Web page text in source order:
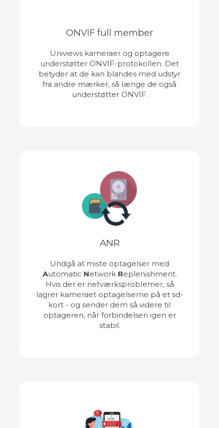
ONVIF full member
Univiews kameraer og optagere
understøtter ONVIF-protokollen. Det
betyder at de kan blandes med udstyr
fra andre mærker, så længe de også
understøtter ONVIF.
ANR
Undgå at miste optagelser med
Automatic Network Replenishment.
Hvis der er netværksproblemer, så
lagrer kameraet optagelserne på et sd-
kort - og sender dem så videre til
optageren, når forbindelsen igen er
stabil.